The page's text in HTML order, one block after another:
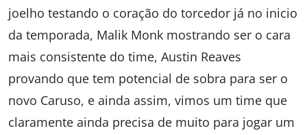
joelho testando o coração do torcedor já no inicio
da temporada, Malik Monk mostrando ser o cara
mais consistente do time, Austin Reaves
provando que tem potencial de sobra para ser o
novo Caruso, e ainda assim, vimos um time que
claramente ainda precisa de muito para jogar um